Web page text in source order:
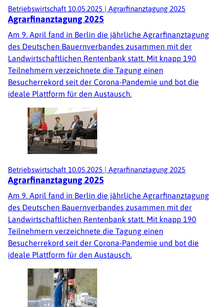
Betriebswirtschaft 10.05.2025 | Agrarfinanztagung 2025
Agrarfinanztagung 2025
Am 9. April fand in Berlin die jährliche Agrarfinanztagung
des Deutschen Bauernverbandes zusammen mit der
Landwirtschaftlichen Rentenbank statt. Mit knapp 190
Teilnehmern verzeichnete die Tagung einen
Besucherrekord seit der Corona-Pandemie und bot die
ideale Plattform für den Austausch.
Betriebswirtschaft 10.05.2025 | Agrarfinanztagung 2025
Agrarfinanztagung 2025
Am 9. April fand in Berlin die jährliche Agrarfinanztagung
des Deutschen Bauernverbandes zusammen mit der
Landwirtschaftlichen Rentenbank statt. Mit knapp 190
Teilnehmern verzeichnete die Tagung einen
Besucherrekord seit der Corona-Pandemie und bot die
ideale Plattform für den Austausch.